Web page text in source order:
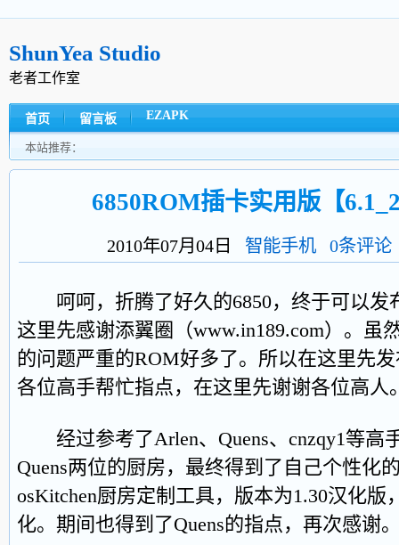
ShunYea Studio
老者工作室
首页 留言板 EZAPK
本站推荐：
6850ROM插卡实用版【
2010年07月04日 智能手机 0条评论
呵呵，折腾了好久的6850，终于可以发
这里先感谢添翼圈（www.in189.com）。虽
的问题严重的ROM好多了。所以在这里先
各位高手帮忙指点，在这里先谢谢各位高人
经过参考了Arlen、Quens、cnzqy1等高
Quens两位的厨房，最终得到了自己个性化
osKitchen厨房定制工具，版本为1.30汉化版
化。期间也得到了Quens的指点，再次感谢